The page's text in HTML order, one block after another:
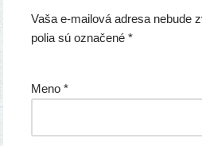
Vaša e-mailová adresa nebude
polia sú označené*
Meno*